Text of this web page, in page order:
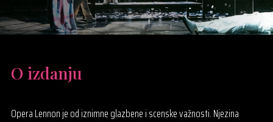
O izdanju
Opera Lennon je od iznimne glazbene i scenske važnosti. Njezina